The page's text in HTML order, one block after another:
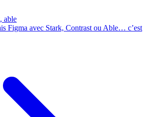
able
Figma avec Stark, Contrast ou Able… c’est